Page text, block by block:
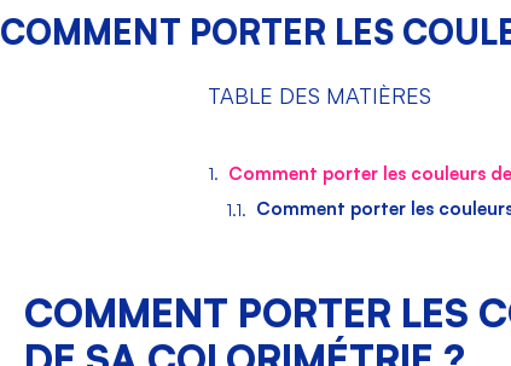
COMMENT PORTER LES
TABLE DES MATIÈRES
Comment porter les couleurs
Comment porter les
COMMENT PORTER LES